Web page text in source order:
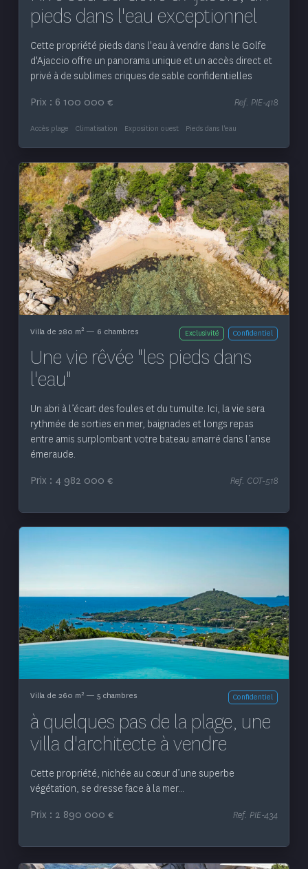
pieds dans l'eau exceptionnel
Cette propriété pieds dans l'eau à vendre dans le Golfe
d'Ajaccio offre un panorama unique et un accès direct et
privé à de sublimes criques de sable confidentielles
Prix : 6 100 000 €
Ref. PIE-418
Accès plage Climatisation Exposition ouest Pieds dans l'eau
Voir le bien
Villa de 280 m2— 6 chambres Exclusivité Confidentiel
Une vie rêvée "les pieds dans
l'eau"
Un abri à l’écart des foules et du tumulte. Ici, la vie sera
rythmée de sorties en mer, baignades et longs repas
entre amis surplombant votre bateau amarré dans l’anse
émeraude.
Prix : 4 982 000 €
Ref. COT-518
Voir le bien
Villa de 260 m2— 5 chambres Confidentiel
à quelques pas de la plage, une
villa d'architecte à vendre
Cette propriété, nichée au cœur d’une superbe
végétation, se dresse face à la mer...
Prix : 2 890 000 €
Ref. PIE-434